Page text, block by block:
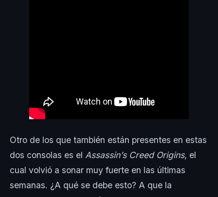
Otro de los que también están presentes en estas
dos consolas es el Assassin’s Creed Origins, el
cual volvió a sonar muy fuerte en las últimas
semanas. ¿A qué se debe esto? A que la